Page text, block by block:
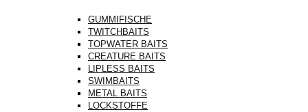
GUMMIFISCHE
TWITCHBAITS
TOPWATER BAITS
CREATURE BAITS
LIPLESS BAITS
SWIMBAITS
METAL BAITS
LOCKSTOFFE